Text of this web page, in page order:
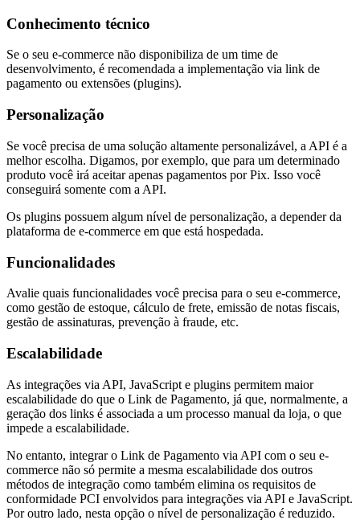
Conhecimento técnico
Se o seu e-commerce não disponibiliza de um time de
desenvolvimento, é recomendada a implementação via link de
pagamento ou extensões (plugins).
Personalização
Se você precisa de uma solução altamente personalizável, a API é a
melhor escolha. Digamos, por exemplo, que para um determinado
produto você irá aceitar apenas pagamentos por Pix. Isso você
conseguirá somente com a API.
Os plugins possuem algum nível de personalização, a depender da
plataforma de e-commerce em que está hospedada.
Funcionalidades
Avalie quais funcionalidades você precisa para o seu e-commerce,
como gestão de estoque, cálculo de frete, emissão de notas fiscais,
gestão de assinaturas, prevenção à fraude, etc.
Escalabilidade
As integrações via API, JavaScript e plugins permitem maior
escalabilidade do que o Link de Pagamento, já que, normalmente, a
geração dos links é associada a um processo manual da loja, o que
impede a escalabilidade.
No entanto, integrar o Link de Pagamento via API com o seu e-
commerce não só permite a mesma escalabilidade dos outros
métodos de integração como também elimina os requisitos de
conformidade PCI envolvidos para integrações via API e JavaScript.
Por outro lado, nesta opção o nível de personalização é reduzido.